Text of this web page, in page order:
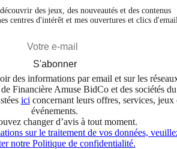
des jeux, des nouveautés et des contenus
centres d'intérêt et mes ouvertures et clics
S'abonner
des informations par email et sur les
Financière Amuse BidCo et des sociétés du
ici concernant leurs offres, services, jeux
événements.
changer d’avis à tout moment.
sur le traitement de vos données,
notre Politique de confidentialité.